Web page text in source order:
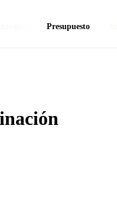
Presupuesto